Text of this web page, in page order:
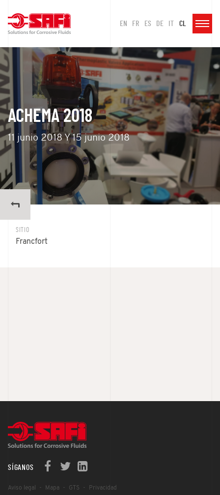
EN FR ES DE IT CL
ACHEMA 2018
11 junio 2018 Y 15 junio 2018
SITIO
Francfort
SÍGANOS
Aviso legal Mapa GTS Privacidad